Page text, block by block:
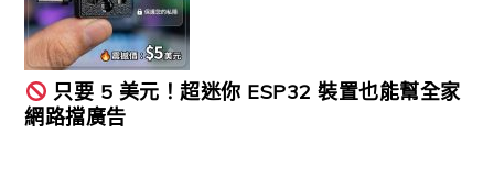
只要 5 美元！超迷你 ESP32 裝置也能幫全家
網路擋廣告